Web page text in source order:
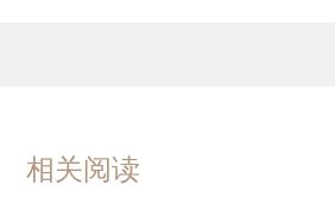
相关阅读